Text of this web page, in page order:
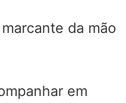
da mão
em